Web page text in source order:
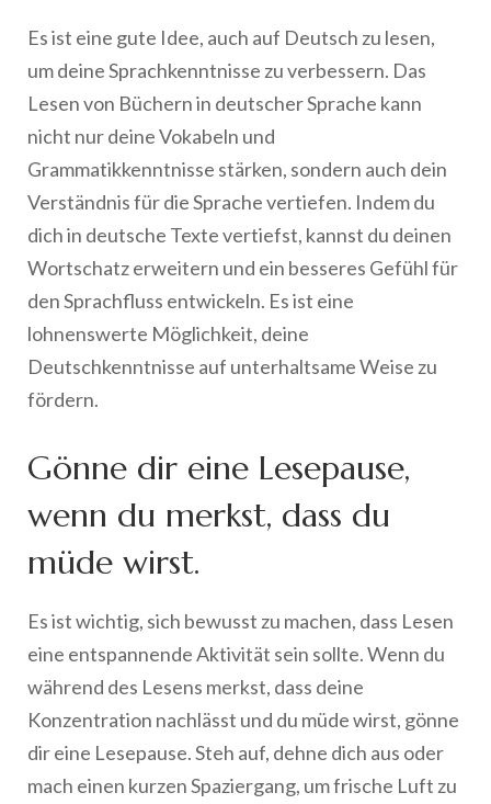
Es ist eine gute Idee, auch auf Deutsch zu lesen,
um deine Sprachkenntnisse zu verbessern. Das
Lesen von Büchern in deutscher Sprache kann
nicht nur deine Vokabeln und
Grammatikkenntnisse stärken, sondern auch dein
Verständnis für die Sprache vertiefen. Indem du
dich in deutsche Texte vertiefst, kannst du deinen
Wortschatz erweitern und ein besseres Gefühl für
den Sprachfluss entwickeln. Es ist eine
lohnenswerte Möglichkeit, deine
Deutschkenntnisse auf unterhaltsame Weise zu
fördern.
Gönne dir eine Lesepause,
wenn du merkst, dass du
müde wirst.
Es ist wichtig, sich bewusst zu machen, dass Lesen
eine entspannende Aktivität sein sollte. Wenn du
während des Lesens merkst, dass deine
Konzentration nachlässt und du müde wirst, gönne
dir eine Lesepause. Steh auf, dehne dich aus oder
mach einen kurzen Spaziergang, um frische Luft zu